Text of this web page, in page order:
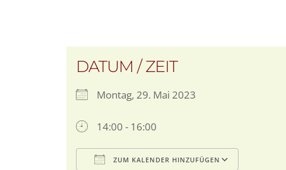
DATUM / ZEIT
Montag, 29. Mai 2023
14:00 - 16:00
ZUM KALENDER HINZUFÜGEN